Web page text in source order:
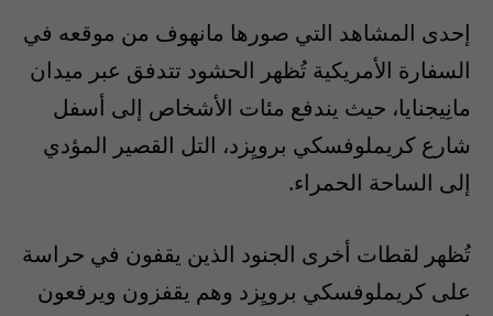
إحدى المشاهد التي صورها مانهوف من موقعه في
السفارة الأمريكية تُظهر الحشود تتدفق عبر ميدان
مانِيجنايا، حيث يندفع مئات الأشخاص إلى أسفل
شارع كريملوفسكي برويِزد، التل القصير المؤدي
إلى الساحة الحمراء.
تُظهر لقطات أخرى الجنود الذين يقفون في حراسة
على كريملوفسكي برويِزد وهم يقفزون ويرفعون